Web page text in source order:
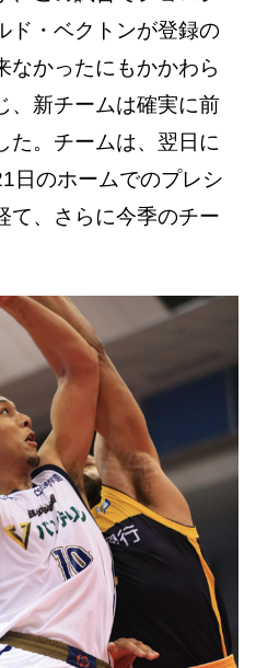
ド・ベクトンが登録の
なかったにもかかわら
、新チームは確実に前
。 チームは、翌日に
日のホームでのプレシ
て、さらに今季のチー